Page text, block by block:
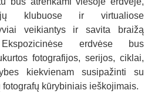
klubuose ir virtualiose
veikiantys ir savita braižą
erdvėse bus
fotografijos, serijos, ciklai,
kiekvienam susipažinti su
kūrybiniais ieškojimais.